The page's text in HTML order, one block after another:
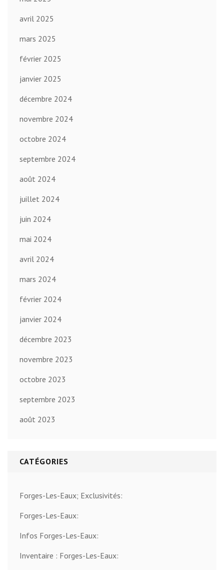
avril 2025
mars 2025
février 2025
janvier 2025
décembre 2024
novembre 2024
octobre 2024
septembre 2024
août 2024
juillet 2024
juin 2024
mai 2024
avril 2024
mars 2024
février 2024
janvier 2024
décembre 2023
novembre 2023
octobre 2023
septembre 2023
août 2023
CATÉGORIES
Forges-Les-Eaux; Exclusivités:
Forges-Les-Eaux:
Infos Forges-Les-Eaux:
Inventaire : Forges-Les-Eaux: